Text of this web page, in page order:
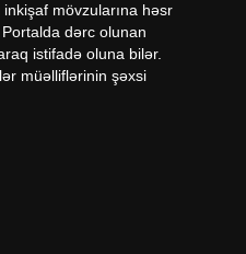
mövzularına həsr
dərc olunan
istifadə oluna bilər.
müəlliflərinin şəxsi